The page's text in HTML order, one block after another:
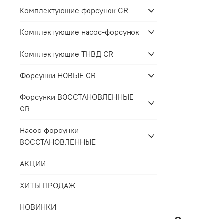
Комплектующие форсунок CR
Комплектующие насос-форсунок
Комплектующие ТНВД CR
Форсунки НОВЫЕ CR
Форсунки ВОССТАНОВЛЕННЫЕ
CR
Насос-форсунки
ВОССТАНОВЛЕННЫЕ
АКЦИИ
ХИТЫ ПРОДАЖ
НОВИНКИ